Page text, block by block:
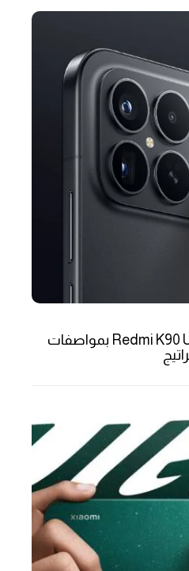
شاومي تكشف عن Redmi K90 Ultra بمواصفات